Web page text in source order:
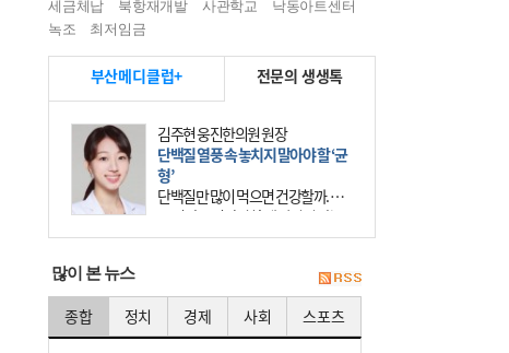
세금체납
북항재개발 사관학교
낙동아트센터
녹조
최저임금
부산메디클럽+ 전문의 생생톡
김주현 웅진한의원 원장
단백질 열풍 속 놓치지 말아야 할 ‘균
형’
단백질만 많이 먹으면 건강할까. 요
즘 건강을 이야기할 때 빠지지 않는
키워드가 단백질이다. 헬스장을 다니
많이 본 뉴스
종합 정치 경제 사회 스포츠